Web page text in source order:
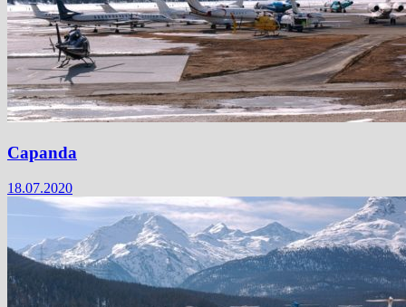
Capanda
18.07.2020